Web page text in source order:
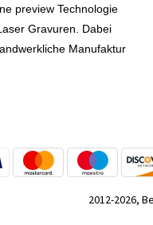
preview Technologie
Gravuren. Dabei
Manufaktur
2012-2026,